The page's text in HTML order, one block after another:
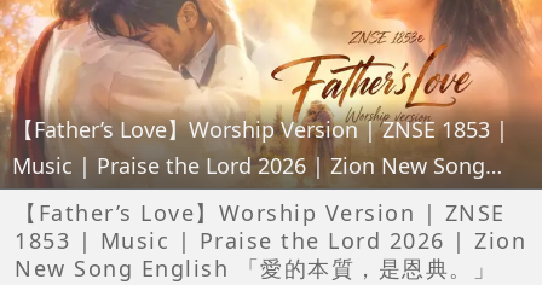
【Father’s Love】Worship Version | ZNSE 1853 |
Music | Praise the Lord 2026 | Zion New Song
English
【Father’s Love】Worship Version | ZNSE
1853 | Music | Praise the Lord 2026 | Zion
New Song English 「愛的本質，是恩典。」